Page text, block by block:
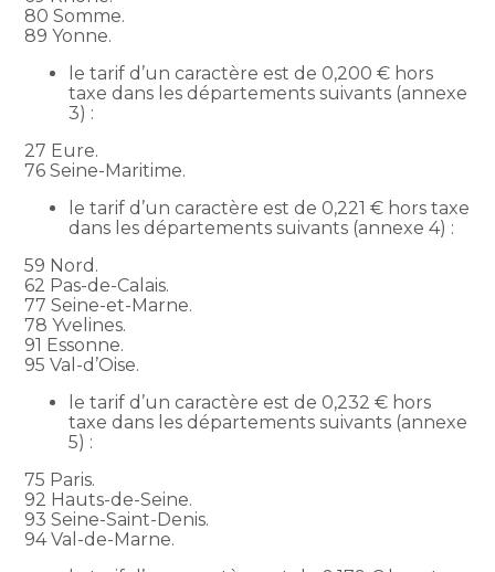
80 Somme.
89 Yonne.
le tarif d’un caractère est de 0,200 € hors
taxe dans les départements suivants (annexe
3) :
27 Eure.
76 Seine-Maritime.
le tarif d’un caractère est de 0,221 € hors taxe
dans les départements suivants (annexe 4) :
59 Nord.
62 Pas-de-Calais.
77 Seine-et-Marne.
78 Yvelines.
91 Essonne.
95 Val-d’Oise.
le tarif d’un caractère est de 0,232 € hors
taxe dans les départements suivants (annexe
5) :
75 Paris.
92 Hauts-de-Seine.
93 Seine-Saint-Denis.
94 Val-de-Marne.